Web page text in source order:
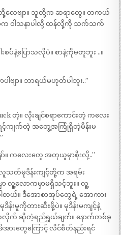
င်းတို့လေဗျာ။ သူတို့က ဆရာတွေ။ တကယ်
က ဝါသနာပါလို့ ထန်လို့ကို သက်သက်
စပ်နဲ့ပြောသလိုပဲ။ စာနဲ့ကိုမတူဘူး ..။
ပါဗျာ။ ဘာရယ်မဟုတ်ပါဘူး..”
တဲ့။ လိုးချင်စရာကောင်းတဲ့ ကလေး
ရင့်ကျက်တဲ့ အတွေ့အကြုံရှိတဲ့မိန်းမ
ော်။ ကလေးတွေ အတုယူမှာစိုးလို့..”
လူသတ်မုဒိန်းကျင့်တို့က အရမ်း
ာ လူ့လောကမှာမရှိသင့်ဘူး။ လူ့
ါတယ်။ ဒီအောစာအုပ်တွေရဲ့ အောကား
မူကိုတားဆီးဖို့ပဲ။ မုဒိန်းမကျင့်နဲ့
ထုလိုက် ဆိုတဲ့ရည်ရွယ်ချက်။ နောက်တစ်ခု
းတွေကြောင့် လိင်စိတ်နည်းရင်